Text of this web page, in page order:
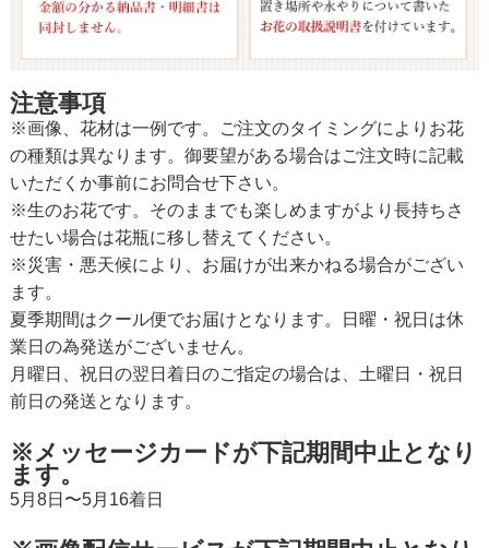
注意事項
※画像、花材は一例です。ご注文のタイミングによりお花
の種類は異なります。御要望がある場合はご注文時に記載
いただくか事前にお問合せ下さい。
※生のお花です。そのままでも楽しめますがより長持ちさ
せたい場合は花瓶に移し替えてください。
※災害・悪天候により、お届けが出来かねる場合がござい
ます。
夏季期間はクール便でお届けとなります。日曜・祝日は休
業日の為発送がございません。
月曜日、祝日の翌日着日のご指定の場合は、土曜日・祝日
前日の発送となります。
※メッセージカードが下記期間中止となり
ます。
5月8日〜5月16着日